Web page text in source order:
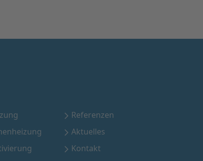
Referenzen
Aktuelles
Kontakt